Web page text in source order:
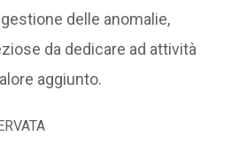
delle anomalie,
da dedicare ad attività
aggiunto.